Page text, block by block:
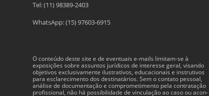
Tel: (11) 98389-2403
WhatsApp: (15) 97603-6915
O con­teúdo deste site e de even­tu­ais e-​mails limitam-​se à
exposições sobre assun­tos jurídi­cos de inter­esse geral, visando
obje­tivos exclu­si­va­mente ilus­tra­tivos, edu­ca­cionais e instru­tivos
para esclarec­i­mento dos des­ti­natários. Sem o con­tato pes­soal,
análise de doc­u­men­tação e com­pro­me­ti­mento pela con­tratação
profis­sional, não há pos­si­bil­i­dade de vin­cu­lação ao caso ou acon­